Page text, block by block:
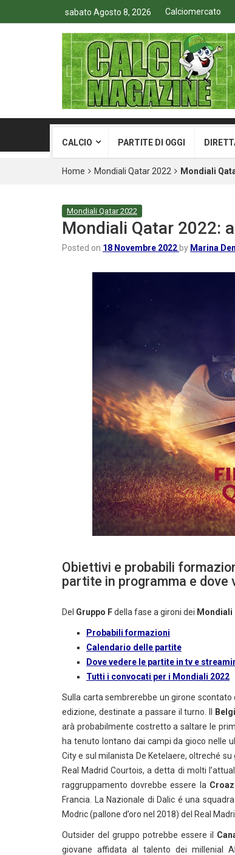
sabato Agosto 8, 2026 Calciomercato
CALCIO PARTITE DI OGGI
Home Mondiali Qatar 2022 Mondiali
Mondiali Qatar 2022
Mondiali Qatar 2022:
Posted on 18 Novembre 2022 by Marina
Obiettivi e probabili
partite in programma e dove
Del Gruppo Fdella fase a gironi dei Mondiali
Probabili formazioni
Calendario delle partite
Dove vedere le partite in tv e
Tutti i convocati per i Mondiali 2022
Sulla carta sembrerebbe un girone scontato
edizione, destinate a passare il turno. Il
arà probabilmente costretto a saltare le
ha tenuto lontano dai campi da gioco nelle
City e sul milanista De Ketelaere, oltreché
Real Madrid Courtois, a detta di molti
raggruppamento dovrebbe essere la
Francia. La Nazionale di Dalic é una
Modric (pallone d’oro nel 2018) del Real
Outsider del gruppo potrebbe essere il
giovane affidata al talento dei millenial